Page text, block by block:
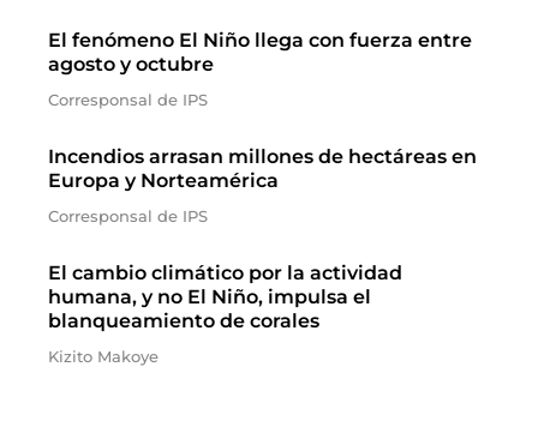
El fenómeno El Niño llega con fuerza entre
agosto y octubre
Corresponsal de IPS
Incendios arrasan millones de hectáreas en
Europa y Norteamérica
Corresponsal de IPS
El cambio climático por la actividad
humana, y no El Niño, impulsa el
blanqueamiento de corales
Kizito Makoye